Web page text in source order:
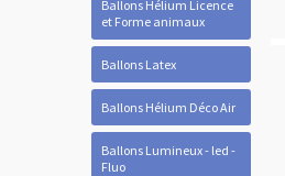
Ballons Hélium Licence
et Forme animaux
Ballons Latex
Ballons Hélium Déco Air
Ballons Lumineux - led -
Fluo